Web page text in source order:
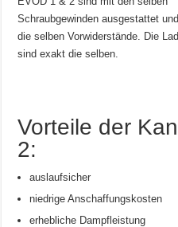
Schraubgewinden ausgestattet
die selben Vorwiderstände. Die
sind exakt die selben.
Vorteile der
2:
auslaufsicher
niedrige Anschaffungskosten
erhebliche Dampfleistung